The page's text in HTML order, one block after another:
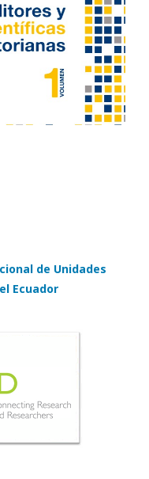
de Unidades
Ecuador